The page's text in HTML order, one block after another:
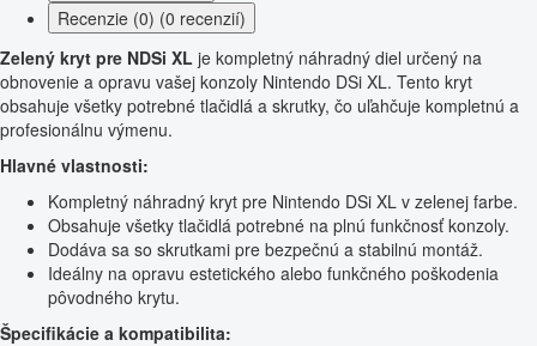
Recenzie (0) (0 recenzií)
Zelený kryt pre NDSi XL je kompletný náhradný diel určený na
obnovenie a opravu vašej konzoly Nintendo DSi XL. Tento kryt
obsahuje všetky potrebné tlačidlá a skrutky, čo uľahčuje kompletnú a
profesionálnu výmenu.
Hlavné vlastnosti:
Kompletný náhradný kryt pre Nintendo DSi XL v zelenej farbe.
Obsahuje všetky tlačidlá potrebné na plnú funkčnosť konzoly.
Dodáva sa so skrutkami pre bezpečnú a stabilnú montáž.
Ideálny na opravu estetického alebo funkčného poškodenia
pôvodného krytu.
Špecifikácie a kompatibilita: